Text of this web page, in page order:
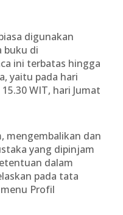
digunakan
buku di
ini terbatas hingga
yaitu pada hari
WIT, hari Jumat
mengembalikan dan
yang dipinjam
dalam
pada tata
Profil